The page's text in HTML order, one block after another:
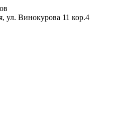
Винокурова 11 кор.4